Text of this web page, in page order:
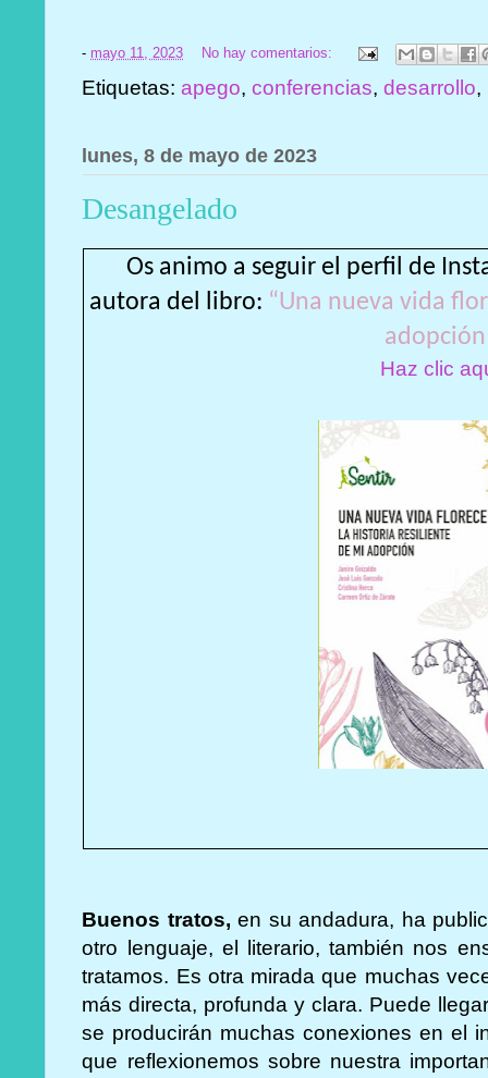
- mayo 11, 2023 No hay comentarios:
Etiquetas:apego,conferencias,desarrollo,
lunes, 8 de mayo de 2023
Desangelado
Os animo a seguir el perfil de
autora del libro: “Una nueva vida
Haz clic
Buenos tratos, en su andadura, ha
otro lenguaje, el literario, también nos
tratamos. Es otra mirada que muchas
más directa, profunda y clara. Puede
se producirán muchas conexiones en el
que reflexionemos sobre nuestra